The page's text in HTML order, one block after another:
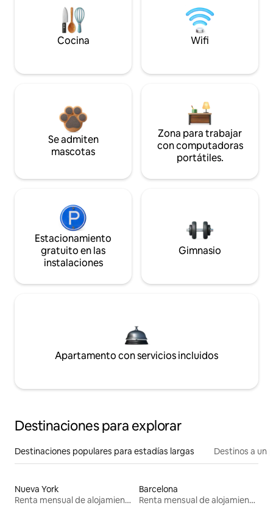
Cocina Wifi
Se admiten
mascotas
Zona para trabajar
con computadoras
portátiles.
Estacionamiento
gratuito en las
instalaciones
Gimnasio
Apartamento con servicios incluidos
Destinaciones para explorar
Destinaciones populares para estadías largas Destinos a un
Nueva York
Renta mensual de alojamientos
Barcelona
Renta mensual de alojamientos